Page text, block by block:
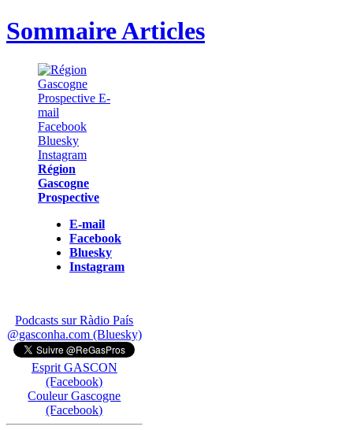
Sommaire Articles
Région
Gascogne
Prospective
E-mail
Facebook
Bluesky
Instagram
Podcasts sur Ràdio País
@gasconha.com (Bluesky)
Esprit GASCON
(Facebook)
Couleur Gascogne
(Facebook)